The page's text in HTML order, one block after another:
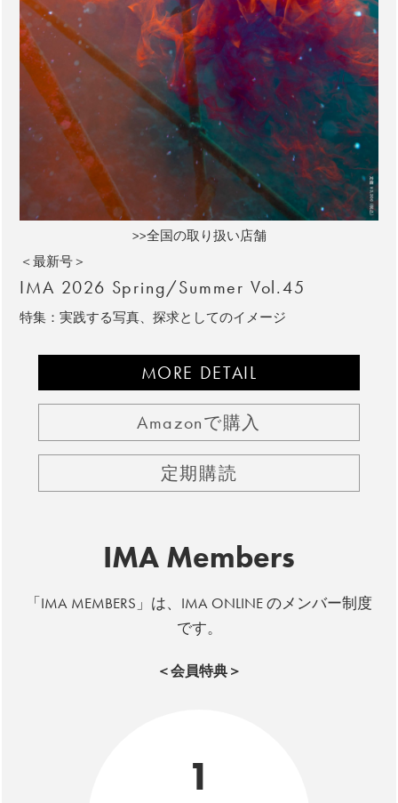
>>全国の取り扱い店舗
＜最新号＞
IMA 2026 Spring/Summer Vol.45
特集：実践する写真、探求としてのイメージ
MORE DETAIL
Amazonで購入
定期購読
IMA Members
「IMA MEMBERS」は、IMA ONLINE のメンバー制度
です。
＜会員特典＞
1